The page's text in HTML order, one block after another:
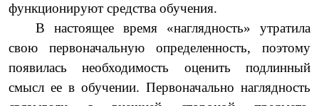
функционируют средства обучения.
В настоящее время «наглядность» утратила
свою первоначальную определенность, поэтому
появилась необходимость оценить подлинный
смысл ее в обучении. Первоначально наглядность